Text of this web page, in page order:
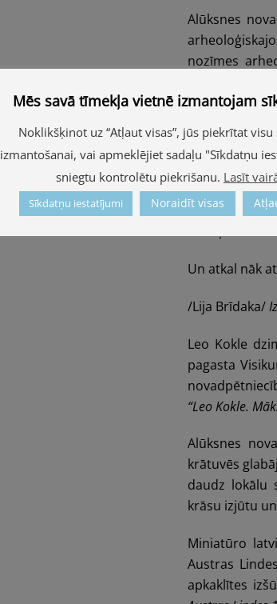
Alūksnes
nozīmes
Alūksne,
Te laiks mūsu
Un atkal nāk
/Lija Brīdaka/
Leo Kokle
pagasta
“Leo Kokle.
Alūksnes
krātuvēs
daudz lokālu
krāsu izjūtu
Miniatūro
Austras
apkaklītes
Mēs savā tīmekļa vietnē izmantojam
Noklikšķinot uz “Atļaut visas”, jūs piekrītat
izmantošanai, vai apmeklējiet sadaļu "Sīkdatņu
sniegtu kontrolētu piekrišanu. Lasīt
Sīkdatņu iestatījumi Noraidīt visas